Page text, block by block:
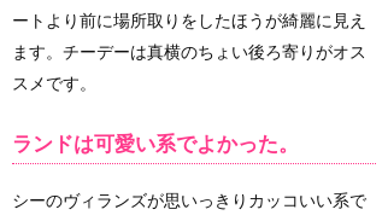
ートより前に場所取りをしたほうが綺麗に見え
ます。チーデーは真横のちょい後ろ寄りがオス
スメです。
ランドは可愛い系でよかった。
シーのヴィランズが思いっきりカッコいい系で